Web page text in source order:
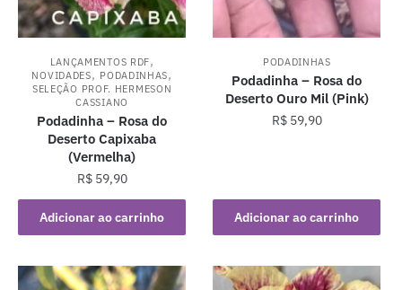
LANÇAMENTOS RDF,
NOVIDADES, PODADINHAS,
SELEÇÃO PROF. HERMESON
CASSIANO
Podadinha – Rosa do
Deserto Capixaba
(Vermelha)
R$59,90
Adicionar ao carrinho
PODADINHAS
Podadinha – Rosa do
Deserto Ouro Mil (Pink)
R$59,90
Adicionar ao carrinho